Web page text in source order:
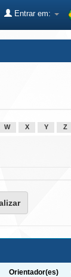
Entrar em:
W X Y Z
Orientador(es)